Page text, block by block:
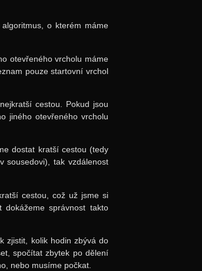
o kterém máme
otevřeného vrcholu máme
pouze startovní vrchol
cestou. Pokud jsou
jiného otevřeného vrcholu
dostat kratší cestou (tedy
sousedovi), tak vzdálenost
cestou, což už jsme si
správnost takto
zjistit, kolik hodin zbývá do
spočítat zbytek po dělení
nebo musíme počkat.